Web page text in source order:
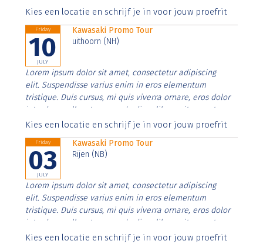
Aenean faucibus nibh et justo cursus id rutrum lorem
Kies een locatie en schrijf je in voor jouw proefrit
Friday
10
JULY
Kawasaki Promo Tour
uithoorn (NH)
Lorem ipsum dolor sit amet, consectetur adipiscing
elit. Suspendisse varius enim in eros elementum
tristique. Duis cursus, mi quis viverra ornare, eros dolor
interdum nulla, ut commodo diam libero vitae erat.
Aenean faucibus nibh et justo cursus id rutrum lorem
Kies een locatie en schrijf je in voor jouw proefrit
Friday
03
JULY
Kawasaki Promo Tour
Rijen (NB)
Lorem ipsum dolor sit amet, consectetur adipiscing
elit. Suspendisse varius enim in eros elementum
tristique. Duis cursus, mi quis viverra ornare, eros dolor
interdum nulla, ut commodo diam libero vitae erat.
Aenean faucibus nibh et justo cursus id rutrum lorem
Kies een locatie en schrijf je in voor jouw proefrit